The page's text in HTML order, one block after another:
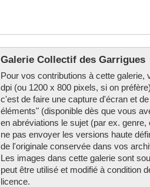
Galerie Collectif des Garrigues
Pour vos contributions à cette
dpi (ou 1200 x 800 pixels, si on
c'est de faire une capture d'écran et
éléments" (disponible dès que vous
en abréviations le sujet (par ex.
ne pas envoyer les versions haute
de l'originale conservée dans vos
Les images dans cette galerie sont
peut être utilisé et modifié à condition
licence.